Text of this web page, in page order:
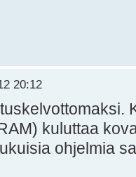
20:12
kuluttaa
ohjelmia